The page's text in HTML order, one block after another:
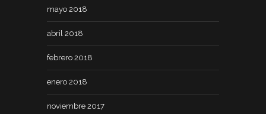
mayo 2018
abril 2018
febrero 2018
enero 2018
noviembre 2017